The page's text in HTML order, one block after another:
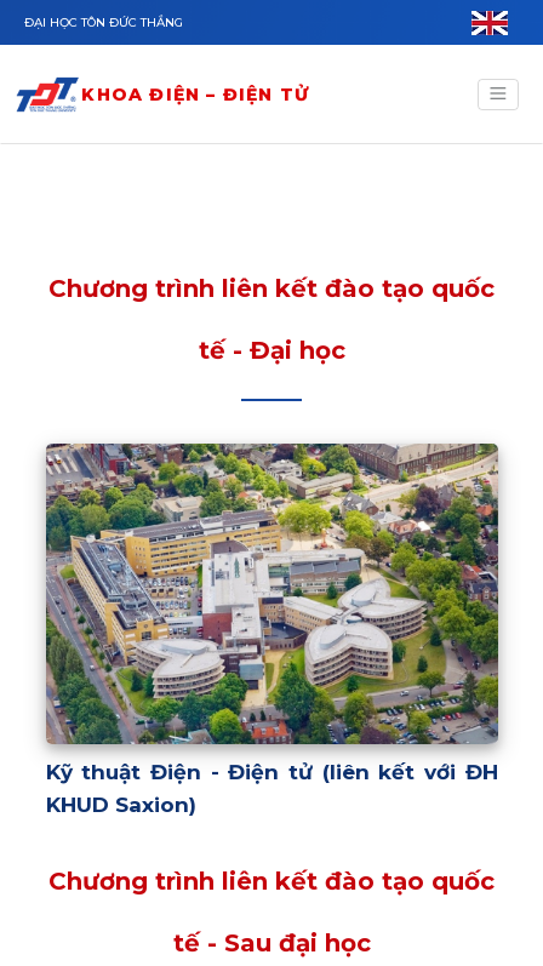
Nhảy đến nội dung
ĐẠI HỌC TÔN ĐỨC THẮNG
KHOA ĐIỆN – ĐIỆN TỬ
Chương trình liên kết đào tạo quốc
tế - Đại học
Kỹ thuật Điện - Điện tử (liên kết với ĐH
KHUD Saxion)
Chương trình liên kết đào tạo quốc
tế - Sau đại học